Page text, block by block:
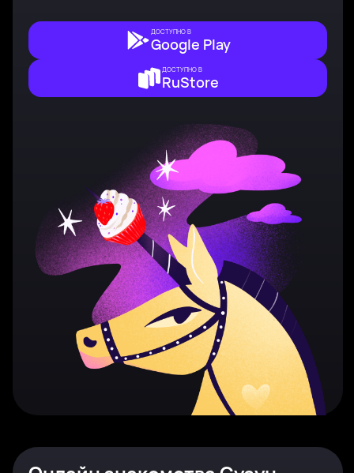
ДОСТУПНО В
Google Play
ДОСТУПНО В
RuStore